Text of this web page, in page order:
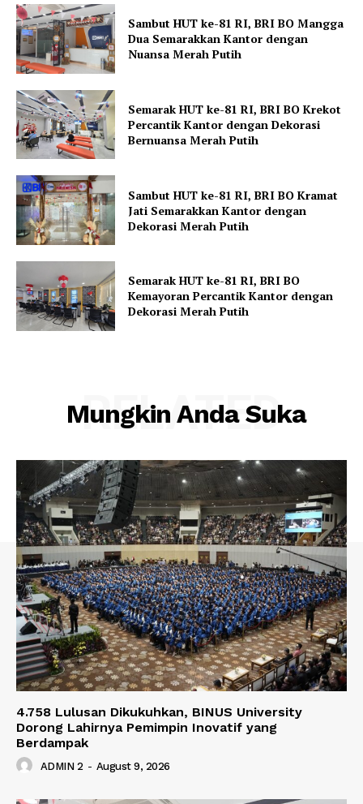
Sambut HUT ke-81 RI, BRI BO Mangga
Dua Semarakkan Kantor dengan
Nuansa Merah Putih
Semarak HUT ke-81 RI, BRI BO Krekot
Percantik Kantor dengan Dekorasi
Bernuansa Merah Putih
Sambut HUT ke-81 RI, BRI BO Kramat
Jati Semarakkan Kantor dengan
Dekorasi Merah Putih
Semarak HUT ke-81 RI, BRI BO
Kemayoran Percantik Kantor dengan
Dekorasi Merah Putih
Mungkin Anda Suka
RELATED
4.758 Lulusan Dikukuhkan, BINUS University
Dorong Lahirnya Pemimpin Inovatif yang
Berdampak
ADMIN 2 - August 9, 2026